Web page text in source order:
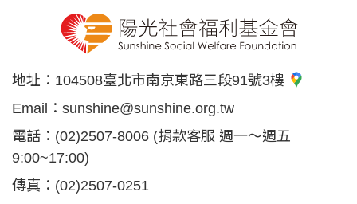
地址： 104508臺北市南京東路三段91號3樓
Email： sunshine@sunshine.org.tw
電話： (02)2507-8006 (捐款客服 週一～週五
9:00~17:00)
傳真： (02)2507-0251